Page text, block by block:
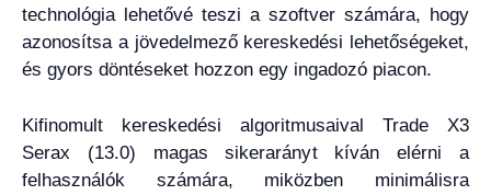
technológia lehetővé teszi a szoftver számára, hogy
azonosítsa a jövedelmező kereskedési lehetőségeket,
és gyors döntéseket hozzon egy ingadozó piacon.
Kifinomult kereskedési algoritmusaival Trade X3
Serax (13.0) magas sikerarányt kíván elérni a
felhasználók számára, miközben minimálisra